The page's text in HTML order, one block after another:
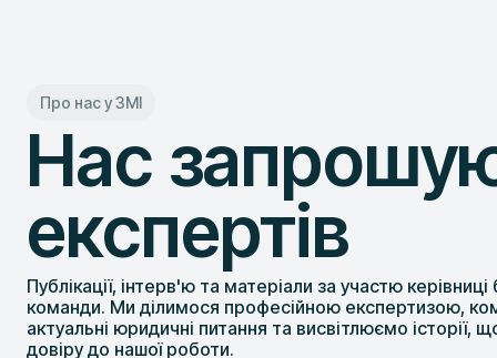
Про нас у ЗМІ
Нас
експертів
Публікації, інтерв'ю та матеріали за участю
команди. Ми ділимося професійною експертизою,
актуальні юридичні питання та висвітлюємо історії,
довіру до нашої роботи.